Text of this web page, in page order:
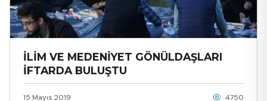
İLİM VE MEDENİYET GÖNÜLDAŞLARI
İFTARDA BULUŞTU
15 Mayıs 2019 4750